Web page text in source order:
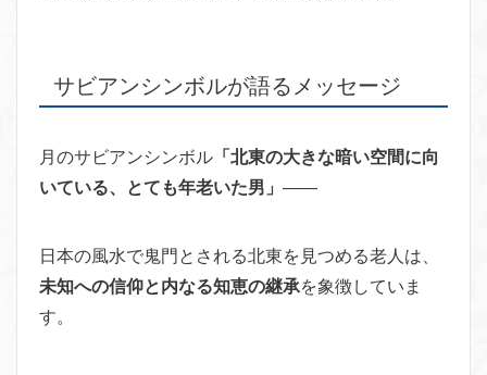
サビアンシンボルが語るメッセージ
月のサビアンシンボル 「北東の大きな暗い空間に向
いている、とても年老いた男」 ——
日本の風水で鬼門とされる北東を見つめる老人は、
未知への信仰と内なる知恵の継承を象徴していま
す。